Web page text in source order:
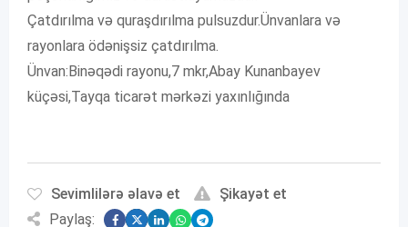
Çatdırılma və quraşdırılma pulsuzdur.Ünvanlara və
rayonlara ödənişsiz çatdırılma.
Ünvan:Binəqədi rayonu,7 mkr,Abay Kunanbayev
küçəsi,Tayqa ticarət mərkəzi yaxınlığında
Sevimlilərə əlavə et
Şikayət et
Paylaş: